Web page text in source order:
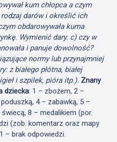
kum chłopca a czym
darów i określić ich
obdarowywała kuma
Wymienić dary. c) czy w
i panuje dowolność?
normy lub przynajmniej
z białego płótna, białej
i szpilek, pióra itp.). Znany
dziecka: 1 – zbożem, 2 –
4 – zabawką, 5 –
8 – medalikiem (por.
(zob. komentarz oraz mapy
– brak odpowiedzi.